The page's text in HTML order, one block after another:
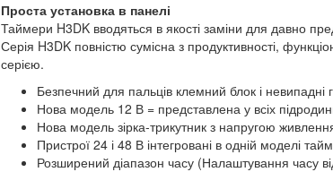
Проста установка в панелі
Таймери H3DK вводяться в якості заміни для давно
Серія H3DK повністю сумісна з продуктивності,
серією.
Безпечний для пальців клемний блок і невипадні
Нова модель 12 В = представлена у всіх
Нова модель зірка-трикутник з напругою
Пристрої 24 і 48 В інтегровані в одній моделі
Розширений діапазон часу (Налаштування часу